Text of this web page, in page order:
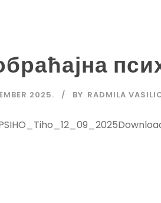
2025. BY RADMILA